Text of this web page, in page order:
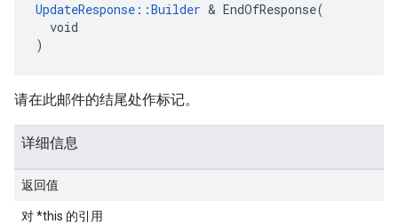
UpdateResponse::Builder & EndOfResponse(
  void
)
请在此邮件的结尾处作标记。
详细信息
返回值
对 *this 的引用